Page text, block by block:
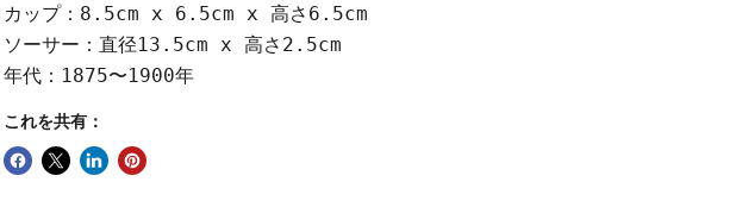
カップ：8.5cm x 6.5cm x 高さ6.5cm
ソーサー：直径13.5cm x 高さ2.5cm
年代：1875〜1900年
これを共有：